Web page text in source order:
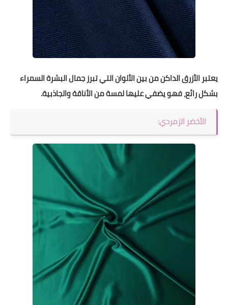
يعتبر الأزرق الداكن من بين الألوان التي تبرز جمال البشرة السمراء
بشكل رائع، فهو يضفي عليها لمسة من الأناقة والجاذبية.
الأخضر الزمردي: